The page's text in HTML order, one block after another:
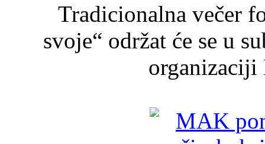
Tradicionalna večer
svoje“ održat će se u
organizaciji